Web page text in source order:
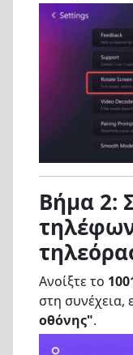
Βήμα 2:
Ανοίξτε το
στη συνέχεια,
οθόνης".